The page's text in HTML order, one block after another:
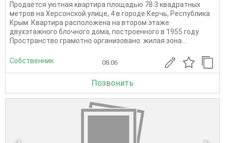
Продаётся уютная квартира площадью 78.3 квадратных
метров на Херсонской улице, 4 в городе Керчь, Республика
Крым. Квартира расположена на втором этаже
двухэтажного блочного дома, построенного в 1955 году.
Пространство грамотно организовано: жилая зона...
Собственник 08.06
Позвонить